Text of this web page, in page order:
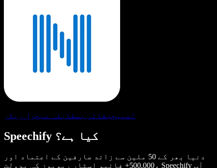
اسپیچیفائی بمقابلہ نیچرل ریڈر
Speechify کیا ہے؟
دنیا بھر کے 50 ملین سے زائد صارفین کے اعتماد اور
500,000+ فائیو اسٹار ریویوز کی بدولت، Speechify آپ